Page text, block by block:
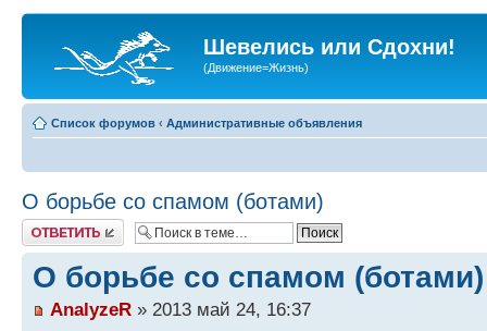
Шевелись или Сдохни!
(Движение=Жизнь)
Список форумов ‹ Административные объявления
О борьбе со спамом (ботами)
Ответить
О борьбе со спамом (ботами)
AnalyzeR » 2013 май 24, 16:37